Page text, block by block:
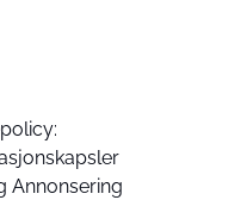
Annonsering